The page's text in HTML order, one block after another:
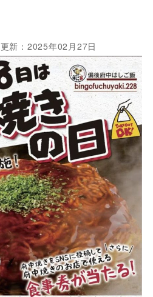
更新：2025年02月27日